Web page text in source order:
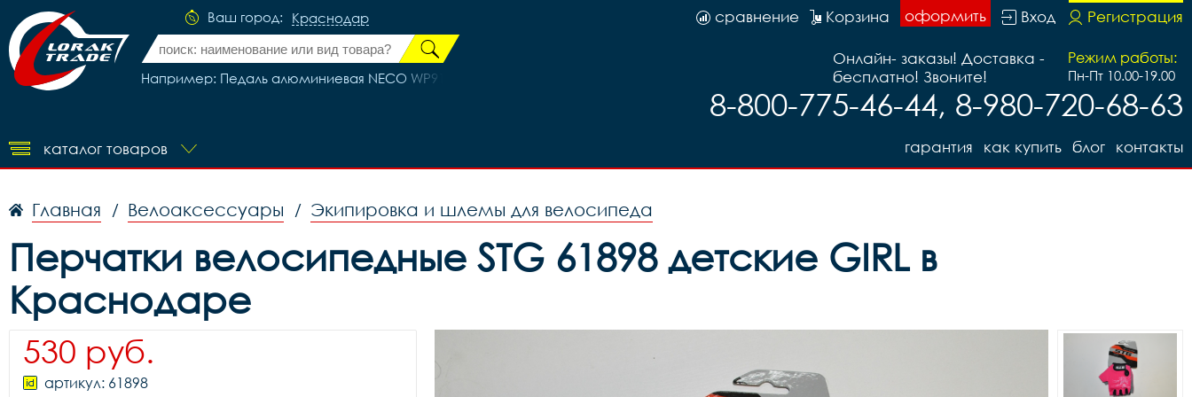
Ваш город: Краснодар
Например: Педаль алюминиевая NECO WP916, код 40216
Регистрация
Вход
оформить
Корзина
сравнение
Режим работы:
Пн-Пт 10.00-19.00
Онлайн- заказы! Доставка -
бесплатно! Звоните!
8-800-775-46-44, 8-980-720-68-63
каталог товаров контакты
блог
как купить
гарантия
Главная / Велоаксессуары / Экипировка и шлемы для велосипеда
Перчатки велосипедные STG 61898 детские GIRL в
Краснодаре
530 руб.
артикул: 61898